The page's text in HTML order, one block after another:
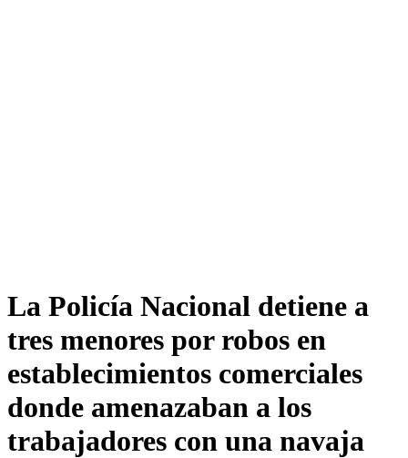
La Policía Nacional detiene a
tres menores por robos en
establecimientos comerciales
donde amenazaban a los
trabajadores con una navaja